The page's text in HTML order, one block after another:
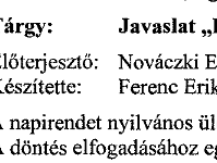
Javaslat
őterjesztő: Nováczki
Ferenc
napirendet nyilvános
döntés elfogadásához